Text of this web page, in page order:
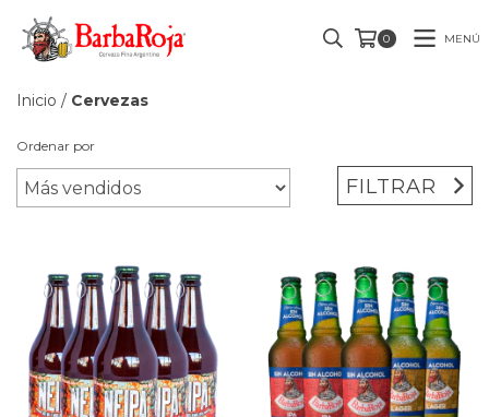
0 MENÚ
Inicio / Cervezas
Ordenar por
FILTRAR